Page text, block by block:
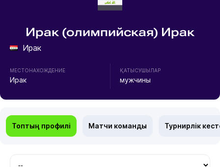
Ирак (олимпийская) Ирак
Ирак
МЕСТОНАХОЖДЕНИЕ
Ирак
ҚАТЫСУШЫЛАР
мужчины
Топтың профилі Матчи команды Турнирлік